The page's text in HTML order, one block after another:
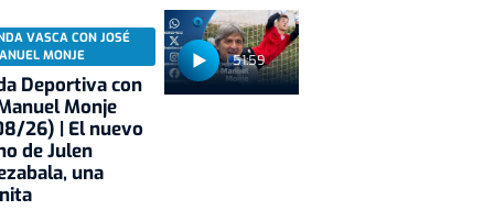
51:59
VASCA CON JOSÉ
MONJE
Deportiva con
Monje
26) | El nuevo
de Julen
una